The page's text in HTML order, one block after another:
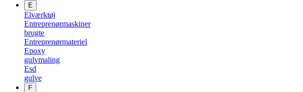
E
Elværktøj
Entreprenørmaskiner
brugte
Entreprenørmateriel
Epoxy
gulvmaling
Esd
gulve
F